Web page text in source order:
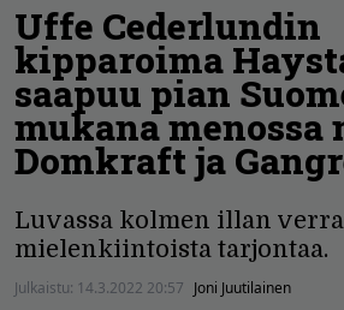
Uffe Cederlundin
kipparoima
saapuu pian
mukana menossa
Domkraft ja
Luvassa kolmen illan
mielenkiintoista tarjontaa.
Julkaistu: 14.3.2022 20:57 Joni Juutilainen